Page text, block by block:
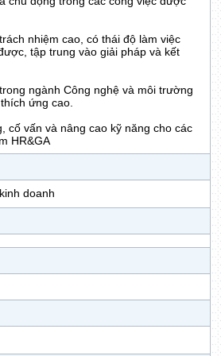
nhiệm cao, có thái độ làm việc
tập trung vào giải pháp và kết
ngành Công nghệ và môi trường
ứng cao.
cố vấn và nâng cao kỹ năng cho các
HR&GA
doanh